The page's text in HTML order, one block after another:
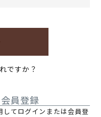
ですか？
員登録
てログインまたは会員登